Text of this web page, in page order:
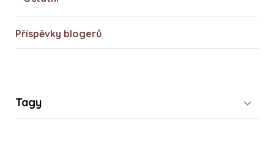
Příspěvky blogerů
Tagy